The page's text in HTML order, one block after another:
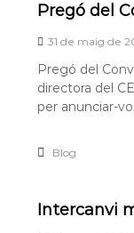
Pregó del
31 de maig de
Pregó del
directora del
per anunciar-
Blog
Intercanvi